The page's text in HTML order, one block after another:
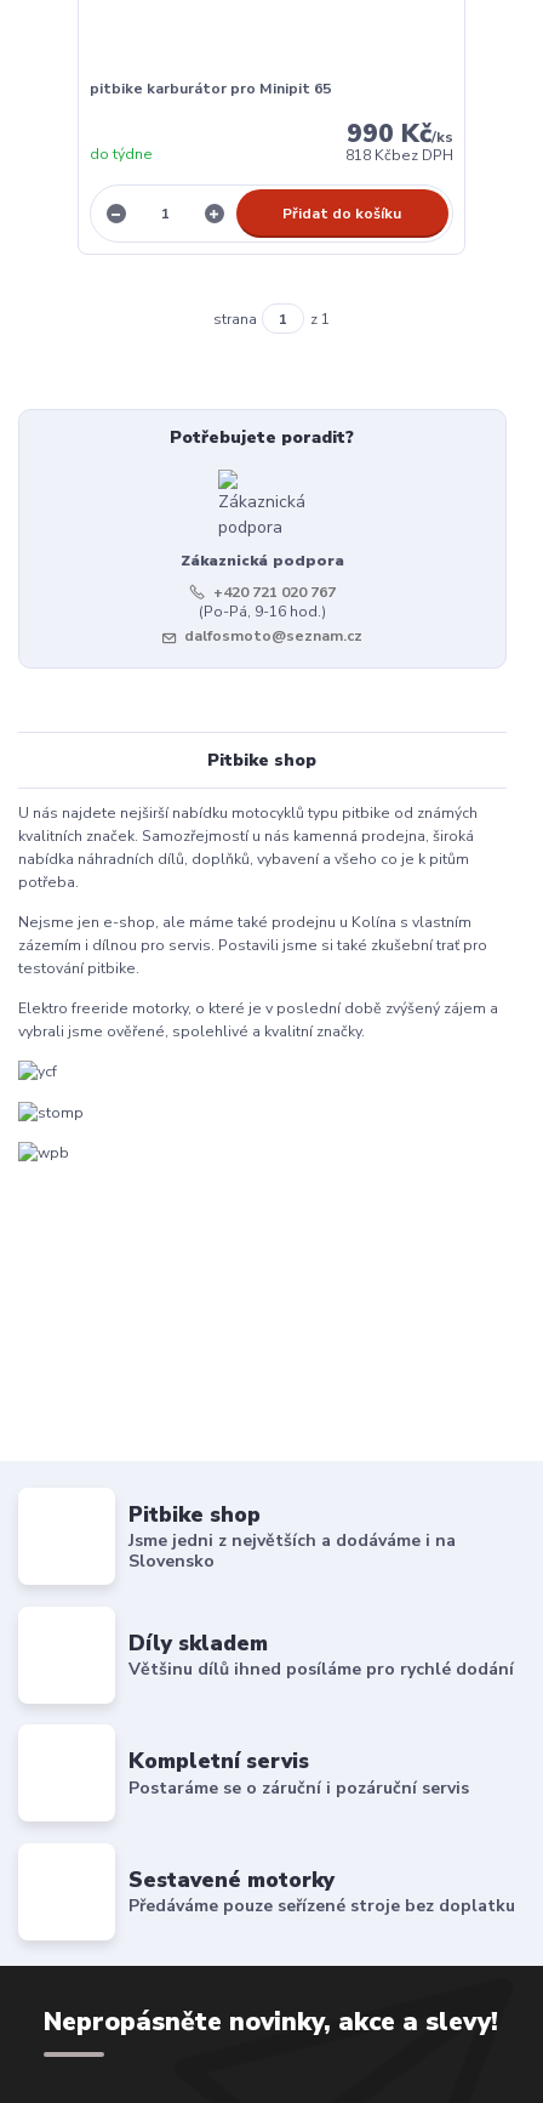
pitbike karburátor pro Minipit 65
990 Kč/ks
818 Kčbez DPH
do týdne
Přidat do košíku
strana z 1
Potřebujete poradit?
Zákaznická podpora
+420 721 020 767
(Po-Pá, 9-16 hod.)
dalfosmoto@seznam.cz
Pitbike shop
U nás najdete nejširší nabídku motocyklů typu pitbike od známých
kvalitních značek. Samozřejmostí u nás kamenná prodejna, široká
nabídka náhradních dílů, doplňků, vybavení a všeho co je k pitům
potřeba.
Nejsme jen e-shop, ale máme také prodejnu u Kolína s vlastním
zázemím i dílnou pro servis. Postavili jsme si také zkušební trať pro
testování pitbike.
Elektro freeride motorky, o které je v poslední době zvýšený zájem a
vybrali jsme ověřené, spolehlivé a kvalitní značky.
Pitbike shop
Jsme jedni z největších a dodáváme i na
Slovensko
Díly skladem
Většinu dílů ihned posíláme pro rychlé dodání
Kompletní servis
Postaráme se o záruční i pozáruční servis
Sestavené motorky
Předáváme pouze seřízené stroje bez doplatku
Nepropásněte novinky, akce a slevy!